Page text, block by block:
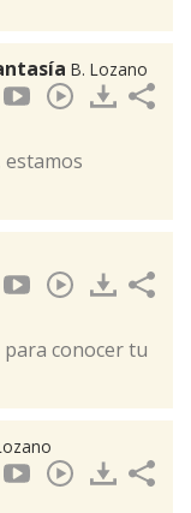
B. Lozano
conocer tu